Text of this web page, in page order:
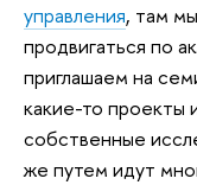
управления, там
продвигаться по
приглашаем на
какие-то проекты
собственные
же путем идут